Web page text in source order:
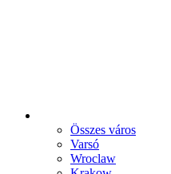
Összes város
Varsó
Wroclaw